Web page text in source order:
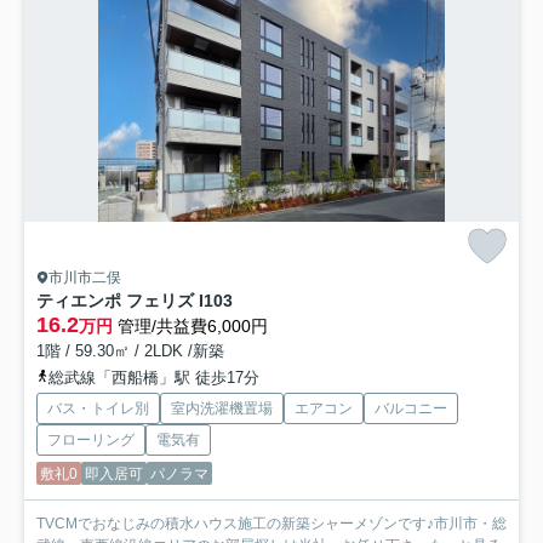
市川市二俣
ティエンポ フェリズ I103
16.2万円 管理/共益費6,000円
1階 / 59.30㎡ / 2LDK /新築
総武線「西船橋」駅 徒歩17分
バス・トイレ別 室内洗濯機置場 エアコン
バルコニー
フローリング
電気有
敷礼0 即入居可 パノラマ
TVCMでおなじみの積水ハウス施工の新築シャーメゾンです♪市川市・総